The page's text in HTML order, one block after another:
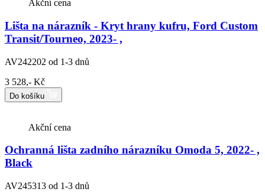
Akční cena
Lišta na nárazník - Kryt hrany kufru, Ford Custom
Transit/Tourneo, 2023- ,
AV242202 od 1-3 dnů
3 528,- Kč
Do košíku
Akční cena
Ochranná lišta zadního nárazníku Omoda 5, 2022- ,
Black
AV245313 od 1-3 dnů